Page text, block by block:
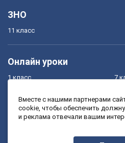
ЗНО
11 класс
Онлайн уроки
1 класс
3 класс
7
9
Вместе с нашими партнерами
cookie, чтобы обеспечить
и реклама отвечали вашим